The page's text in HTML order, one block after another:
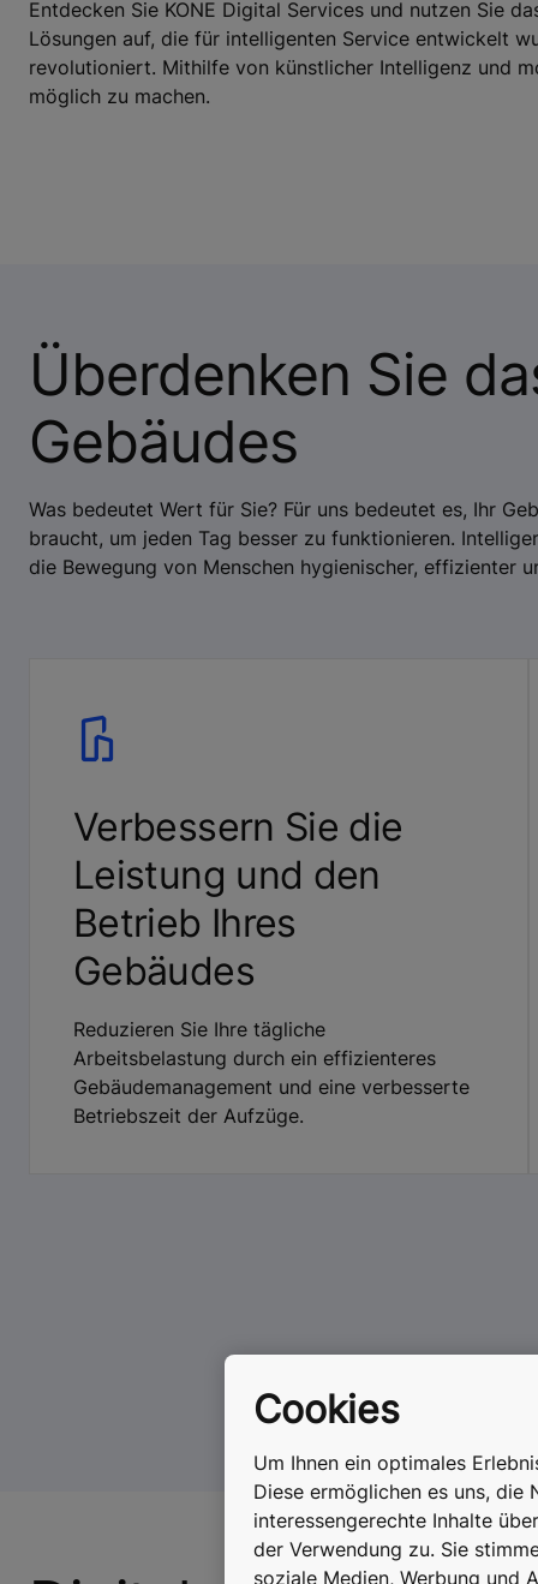
Entdecken Sie KONE Digital Services und nutzen Sie
Lösungen auf, die für intelligenten Service entwickelt
revolutioniert. Mithilfe von künstlicher Intelligenz und
möglich zu machen.
Überdenken Sie
Gebäudes
Was bedeutet Wert für Sie? Für uns bedeutet es, Ihr
braucht, um jeden Tag besser zu funktionieren.
die Bewegung von Menschen hygienischer, effizienter
Verbessern Sie die
Leistung und den
Betrieb Ihres
Gebäudes
Reduzieren Sie Ihre tägliche
Arbeitsbelastung durch ein effizienteres
Gebäudemanagement und eine verbesserte
Betriebszeit der Aufzüge.
Cookies
Um Ihnen ein optimales
Diese ermöglichen es uns, die
interessengerechte Inhalte
der Verwendung zu. Sie
soziale Medien, Werbung und